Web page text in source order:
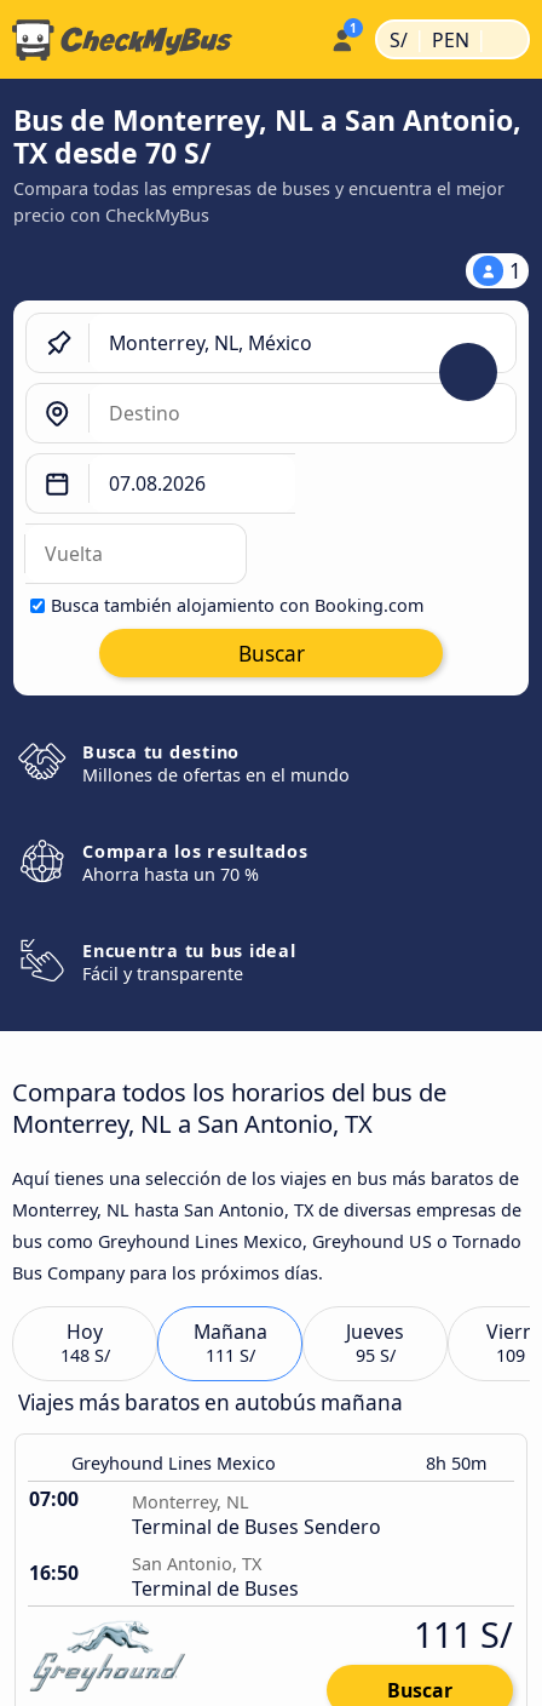
S/ | PEN |
Bus de Monterrey, NL a San Antonio,
TX desde 70 S/
Compara todas las empresas de buses y encuentra el mejor
precio con CheckMyBus
1
Busca también alojamiento con Booking.com
Buscar
Busca tu destino
Millones de ofertas en el mundo
Compara los resultados
Ahorra hasta un 70 %
Encuentra tu bus ideal
Fácil y transparente
Compara todos los horarios del bus de
Monterrey, NL a San Antonio, TX
Aquí tienes una selección de los viajes en bus más baratos de
Monterrey, NL hasta San Antonio, TX de diversas empresas de
bus como Greyhound Lines Mexico, Greyhound US o Tornado
Bus Company para los próximos días.
Hoy
148 S/
Mañana
111 S/
Jueves
95 S/ 109
Viajes más baratos en autobús mañana
Greyhound Lines Mexico 8h 50m
07:00 Monterrey, NL
Terminal de Buses Sendero
16:50
San Antonio, TX
Terminal de Buses
111 S/
Buscar